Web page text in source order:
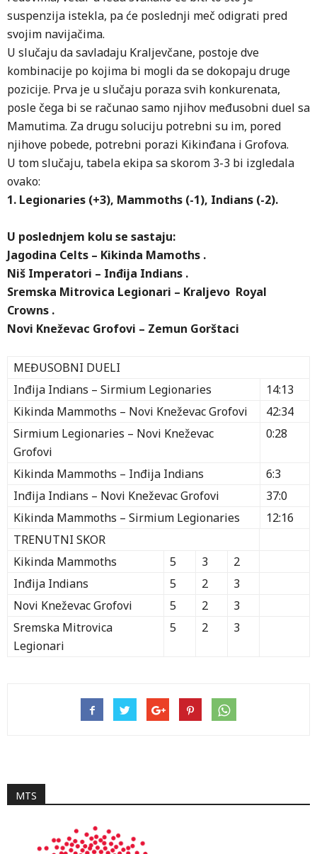
suspenzija istekla, pa će poslednji meč odigrati pred
svojim navijačima.
U slučaju da savladaju Kraljevčane, postoje dve
kombinacije po kojima bi mogli da se dokopaju druge
pozicije. Prva je u slučaju poraza svih konkurenata,
posle čega bi se računao samo njihov međusobni duel sa
Mamutima. Za drugu soluciju potrebni su im, pored
njihove pobede, potrebni porazi Kikinđana i Grofova.
U tom slučaju, tabela ekipa sa skorom 3-3 bi izgledala
ovako:
1. Legionaries (+3), Mammoths (-1), Indians (-2).
U poslednjem kolu se sastaju:
Jagodina Celts – Kikinda Mamoths .
Niš Imperatori – Inđija Indians .
Sremska Mitrovica Legionari – Kraljevo Royal
Crowns .
Novi Kneževac Grofovi – Zemun Gorštaci
MEĐUSOBNI DUELI
Inđija Indians – Sirmium Legionaries
14:13
Kikinda Mammoths – Novi Kneževac Grofovi
42:34
Sirmium Legionaries – Novi Kneževac
Grofovi
0:28
Kikinda Mammoths – Inđija Indians
6:3
Inđija Indians – Novi Kneževac Grofovi
37:0
Kikinda Mammoths – Sirmium Legionaries
12:16
TRENUTNI SKOR
Kikinda Mammoths
5 3
2
Inđija Indians
5 2
3
Novi Kneževac Grofovi
5 2
3
Sremska Mitrovica
Legionari
5 2 3
MTS